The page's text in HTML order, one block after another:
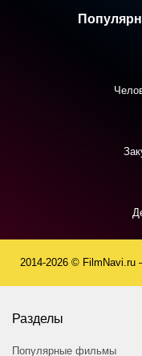
2014-2026 © FilmNavi.ru
Разделы
Популярные фильмы